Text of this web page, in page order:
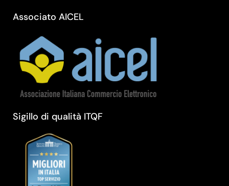
Associato AICEL
Sigillo di qualità ITQF